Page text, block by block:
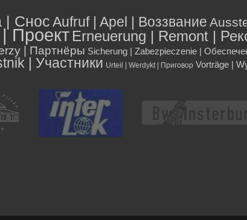
| СносAufruf | Apel | Воззвание
Проект Erneuerung | Remont |
| Партнёры Sicherung | Zabezpieczenie |
| Участники Urteil | Werdykt | Приговор Vorträge |